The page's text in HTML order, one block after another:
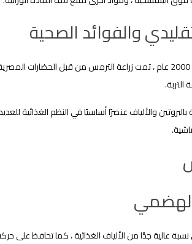
والفوائد الصحية
مع تاريخ يمتد إلى أكثر من 2000 عام ، تمت زراعة الترمس من
بالبروتين والألياف عنصرًا أساسيًا في النظم الغذائية
عالية جدًا من الألياف الغذائية ، كما تحافظ على